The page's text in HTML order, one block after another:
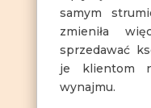
samym
zmieniła
sprzedawać
je klientom
wynajmu.